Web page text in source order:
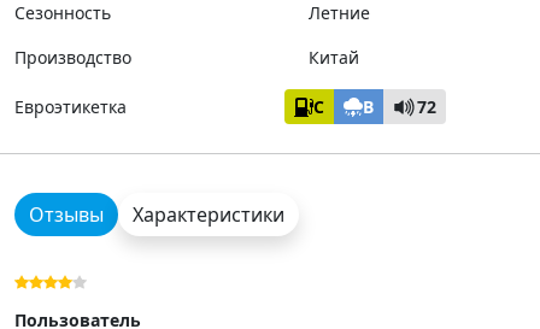
Сезонность
Летние
Производство
Китай
Евроэтикетка C B 72
Отзывы Характеристики
Пользователь